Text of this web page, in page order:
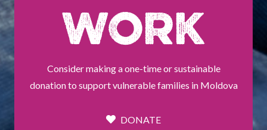
WORK
Consider making a one-time or sustainable
donation to support vulnerable families in Moldova
DONATE